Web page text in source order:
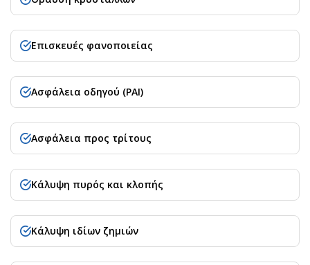
Επισκευές φανοποιείας
Ασφάλεια οδηγού (PAI)
Ασφάλεια προς τρίτους
Κάλυψη πυρός και κλοπής
Κάλυψη ιδίων ζημιών